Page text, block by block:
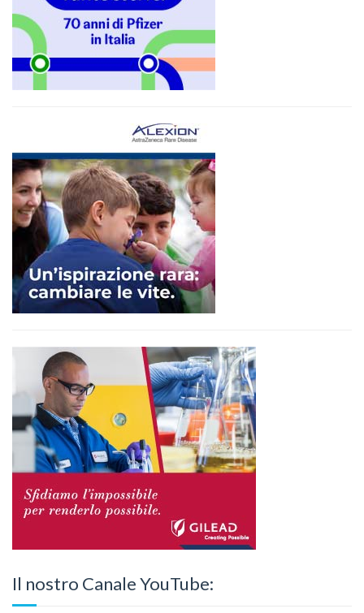
Il nostro Canale YouTube: